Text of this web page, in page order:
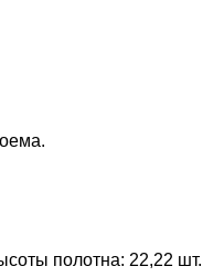
полотна: 22,22 шт.